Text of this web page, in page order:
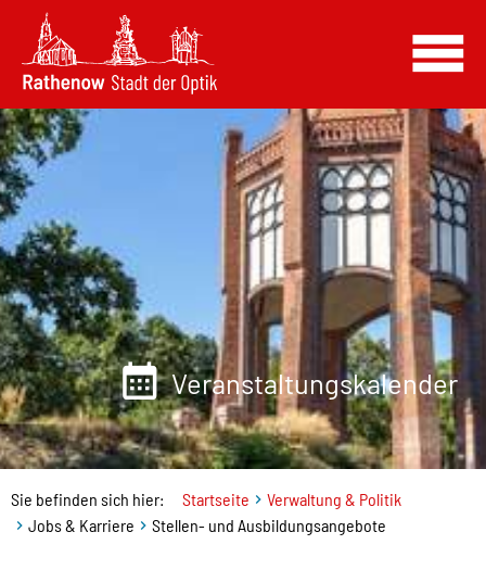
Veranstaltungskalender
Sie befinden sich hier: Startseite
Verwaltung & Politik
Jobs & Karriere
Stellen- und Ausbildungsangebote